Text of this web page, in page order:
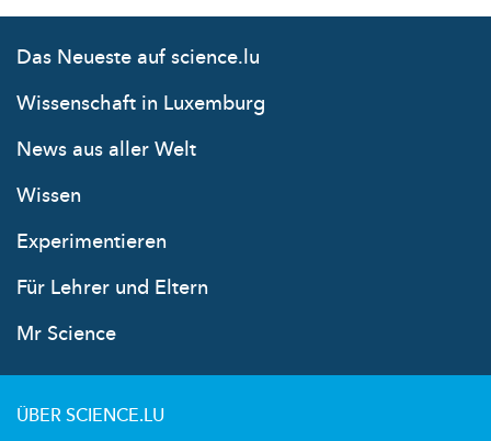
Das Neueste auf science.lu
Wissenschaft in Luxemburg
News aus aller Welt
Wissen
Experimentieren
Für Lehrer und Eltern
Mr Science
ÜBER SCIENCE.LU